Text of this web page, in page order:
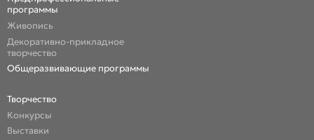
программы
Живопись
Декоративно-прикладное
творчество
Общеразвивающие программы
Творчество
Конкурсы
Выставки